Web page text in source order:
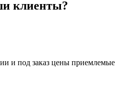
клиенты?
и под заказ цены приемлемые